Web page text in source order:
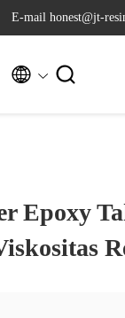
E-mail honest@jt-
 
Epoxy